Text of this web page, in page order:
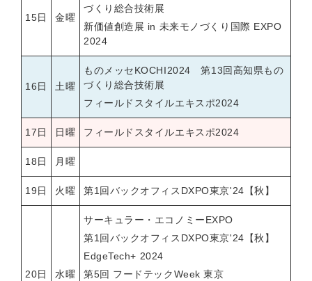
15日 金曜
づくり総合技術展
新価値創造展 in 未来モノづくり国際 EXPO
2024
16日 土曜
ものメッセKOCHI2024 第13回高知県もの
づくり総合技術展
フィールドスタイルエキスポ2024
17日 日曜 フィールドスタイルエキスポ2024
18日 月曜
19日 火曜 第1回バックオフィスDXPO東京'24【秋】
20日 水曜
サーキュラー・エコノミーEXPO
第1回バックオフィスDXPO東京'24【秋】
EdgeTech+ 2024
第5回 フードテックWeek 東京